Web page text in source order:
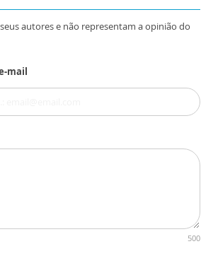
autores e não representam a opinião do
mail
500